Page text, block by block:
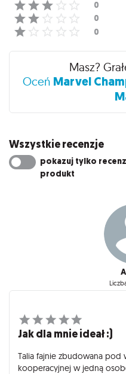
Masz?
Oceń Marvel
Wszystkie recenzje
pokazuj tylko
produkt
Jak dla mnie ideał :)
Talia fajnie zbudowana
kooperacyjnej w jedną